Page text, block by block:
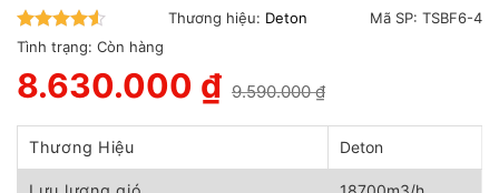
4.5trên 5
Thương hiệu: Deton Mã SP: TSBF6-4
Tình trạng: Còn hàng
9.590.000₫
gốc
là:
9.590.000 ₫.
8.630.000 ₫
hiện
tại
8.630.000 ₫.
Thương Hiệu Deton